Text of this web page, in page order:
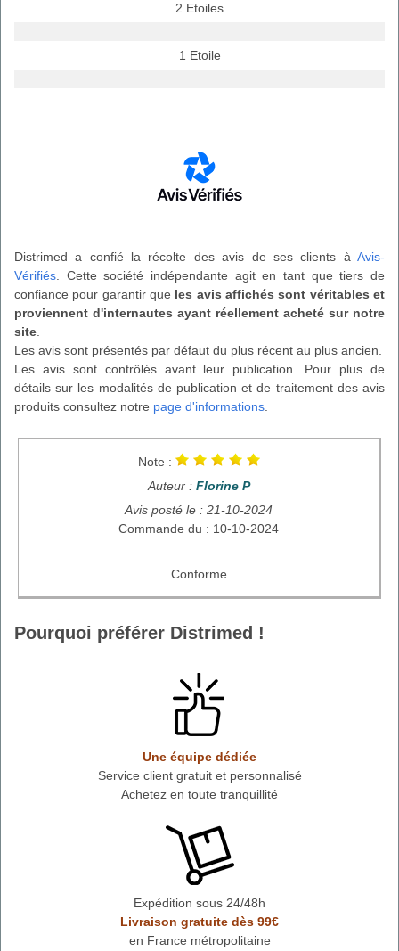
2 Etoiles
1 Etoile
Distrimed a confié la récolte des avis de ses clients à Avis-
Vérifiés. Cette société indépendante agit en tant que tiers de
confiance pour garantir que les avis affichés sont véritables et
proviennent d'internautes ayant réellement acheté sur notre
site.
Les avis sont présentés par défaut du plus récent au plus ancien.
Les avis sont contrôlés avant leur publication. Pour plus de
détails sur les modalités de publication et de traitement des avis
produits consultez notre page d'informations.
Note :
Auteur : Florine P
Avis posté le : 21-10-2024
Commande du : 10-10-2024
Conforme
Pourquoi préférer Distrimed !
Une équipe dédiée
Service client gratuit et personnalisé
Achetez en toute tranquillité
Expédition sous 24/48h
Livraison gratuite dès 99€
en France métropolitaine